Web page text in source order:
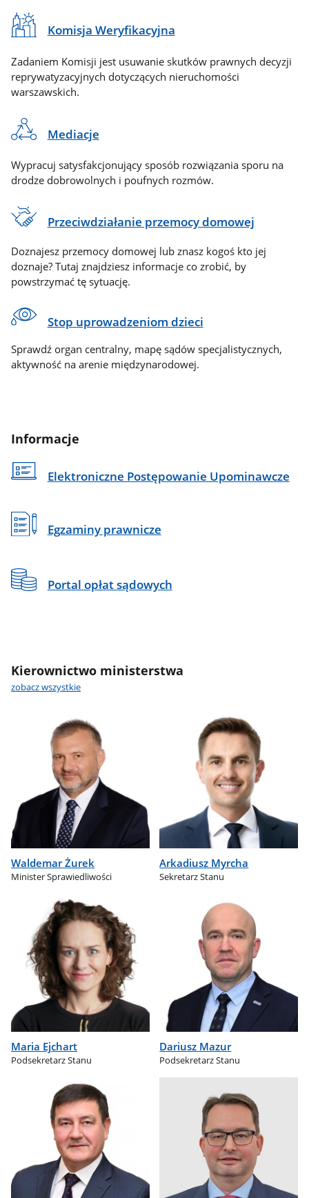
Komisja Weryfikacyjna
Zadaniem Komisji jest usuwanie skutków prawnych decyzji
reprywatyzacyjnych dotyczących nieruchomości
warszawskich.
Mediacje
Wypracuj satysfakcjonujący sposób rozwiązania sporu na
drodze dobrowolnych i poufnych rozmów.
Przeciwdziałanie przemocy domowej
Doznajesz przemocy domowej lub znasz kogoś kto jej
doznaje? Tutaj znajdziesz informacje co zrobić, by
powstrzymać tę sytuację.
Stop uprowadzeniom dzieci
Sprawdź organ centralny, mapę sądów specjalistycznych,
aktywność na arenie międzynarodowej.
Informacje
Elektroniczne Postępowanie Upominawcze
Egzaminy prawnicze
Portal opłat sądowych
Kierownictwo ministerstwa
zobacz wszystkie
Waldemar Żurek
Minister Sprawiedliwości
Arkadiusz Myrcha
Sekretarz Stanu
Maria Ejchart
Podsekretarz Stanu
Dariusz Mazur
Podsekretarz Stanu